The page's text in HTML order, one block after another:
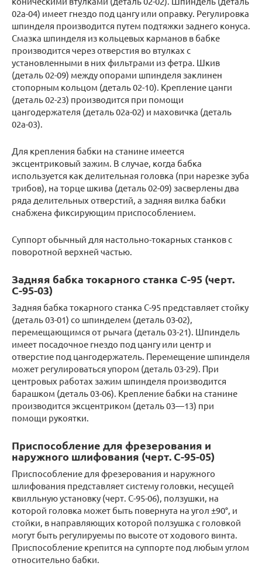
02а-04) имеет гнездо под цангу или оправку. Регулировка
шпинделя производится путем подтяжки заднего конуса.
Смазка шпинделя из кольцевых карманов в бабке
производится через отверстия во втулках с
установленными в них фильтрами из фетра. Шкив
(деталь 02-09) между опорами шпинделя заклинен
стопорным кольцом (деталь 02-10). Крепление цанги
(деталь 02-23) производится при помощи
цангодержателя (деталь 02а-02) и маховичка (деталь
02а-03).
Для крепления бабки на станине имеется
эксцентриковый зажим. В случае, когда бабка
используется как делительная головка (при нарезке зуба
трибов), на торце шкива (деталь 02-09) засверлены два
ряда делительных отверстий, а задняя вилка бабки
снабжена фиксирующим приспособлением.
Суппорт обычный для настольно-токарных станков с
поворотной верхней частью.
Задняя бабка токарного станка С-95 (черт.
С-95-03)
Задняя бабка токарного станка С-95 представляет стойку
(деталь 03-01) со шпинделем (деталь 03-02),
перемещающимся от рычага (деталь 03-21). Шпиндель
имеет посадочное гнездо под цангу или центр и
отверстие под цангодержатель. Перемещение шпинделя
может регулироваться упором (деталь 03-29). При
центровых работах зажим шпинделя производится
барашком (деталь 03-06). Крепление бабки на станине
производится эксцентриком (деталь 03—13) при
помощи рукоятки.
Приспособление для фрезерования и
наружного шлифования (черт. С-95-05)
Приспособление для фрезерования и наружного
шлифования представляет систему головки, несущей
квилльную установку (черт. С-95-06), ползушки, на
которой головка может быть повернута на угол ±90°, и
стойки, в направляющих которой ползушка с головкой
могут быть регулируемы по высоте от ходового винта.
Приспособление крепится на суппорте под любым углом
относительно бабки.